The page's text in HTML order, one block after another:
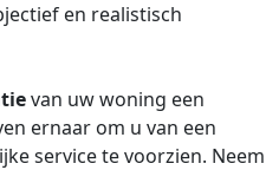
en realistisch
van uw woning een
ernaar om u van een
service te voorzien. Neem